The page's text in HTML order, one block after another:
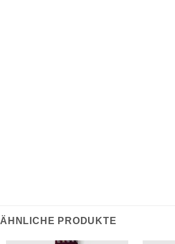
ÄHNLICHE PRODUKTE